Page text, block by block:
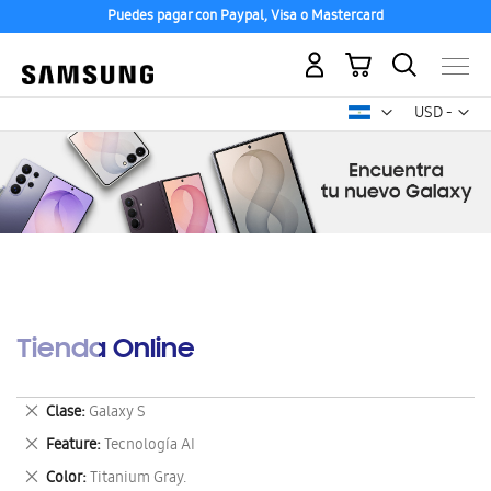
Puedes pagar con Paypal, Visa o Mastercard
USD -
dólar
Mi carrito
Tienda Online
Clase Galaxy S
Eliminar
este
artículo
Feature Tecnología AI
Eliminar
este
Color Titanium Gray.
Eliminar